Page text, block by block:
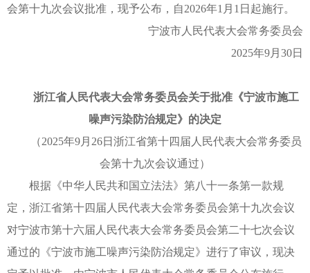
会第十九次会议批准，现予公布，自2026年1月1日起施行。
宁波市人民代表大会常务委员会
2025年9月30日
浙江省人民代表大会常务委员会关于批准《宁波市施工
噪声污染防治规定》的决定
（2025年9月26日浙江省第十四届人民代表大会常务委员
会第十九次会议通过）
根据《中华人民共和国立法法》第八十一条第一款规
定，浙江省第十四届人民代表大会常务委员会第十九次会议
对宁波市第十六届人民代表大会常务委员会第二十七次会议
通过的《宁波市施工噪声污染防治规定》进行了审议，现决